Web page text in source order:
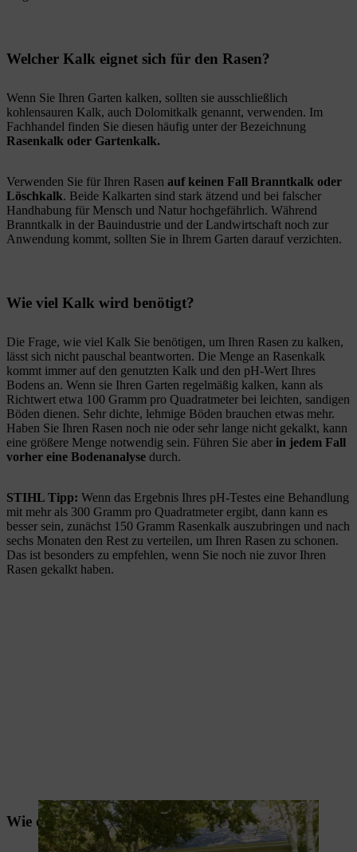
Welcher Kalk eignet sich für den Rasen?
Wenn Sie Ihren Garten kalken, sollten sie ausschließlich
kohlensauren Kalk, auch Dolomitkalk genannt, verwenden. Im
Fachhandel finden Sie diesen häufig unter der Bezeichnung
Rasenkalk oder Gartenkalk.
Verwenden Sie für Ihren Rasen auf keinen Fall Branntkalk oder
Löschkalk. Beide Kalkarten sind stark ätzend und bei falscher
Handhabung für Mensch und Natur hochgefährlich. Während
Branntkalk in der Bauindustrie und der Landwirtschaft noch zur
Anwendung kommt, sollten Sie in Ihrem Garten darauf verzichten.
Wie viel Kalk wird benötigt?
Die Frage, wie viel Kalk Sie benötigen, um Ihren Rasen zu kalken,
lässt sich nicht pauschal beantworten. Die Menge an Rasenkalk
kommt immer auf den genutzten Kalk und den pH-Wert Ihres
Bodens an. Wenn sie Ihren Garten regelmäßig kalken, kann als
Richtwert etwa 100 Gramm pro Quadratmeter bei leichten, sandigen
Böden dienen. Sehr dichte, lehmige Böden brauchen etwas mehr.
Haben Sie Ihren Rasen noch nie oder sehr lange nicht gekalkt, kann
eine größere Menge notwendig sein. Führen Sie aber in jedem Fall
vorher eine Bodenanalyse durch.
STIHL Tipp: Wenn das Ergebnis Ihres pH-Testes eine Behandlung
mit mehr als 300 Gramm pro Quadratmeter ergibt, dann kann es
besser sein, zunächst 150 Gramm Rasenkalk auszubringen und nach
sechs Monaten den Rest zu verteilen, um Ihren Rasen zu schonen.
Das ist besonders zu empfehlen, wenn Sie noch nie zuvor Ihren
Rasen gekalkt haben.
Wie oft sollte man den Rasen kalken?